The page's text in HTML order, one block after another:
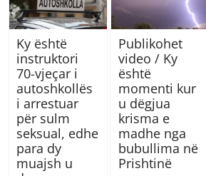
Ky është
instruktori
70-vjeçar i
autoshkollës
i arrestuar
për sulm
seksual, edhe
para dy
muajsh u
Publikohet
video / Ky
është
momenti kur
u dëgjua
krisma e
madhe nga
bubullima në
Prishtinë